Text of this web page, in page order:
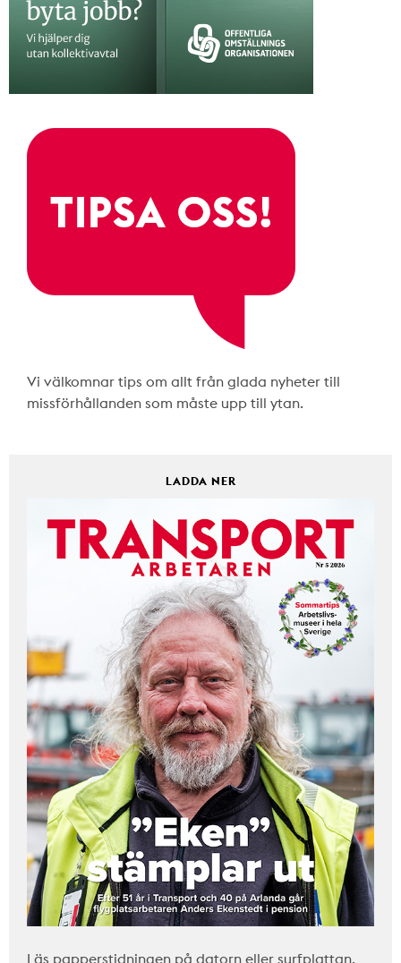
Vi välkomnar tips om allt från glada nyheter till
missförhållanden som måste upp till ytan.
LADDA NER
Läs papperstidningen på datorn eller surfplattan.